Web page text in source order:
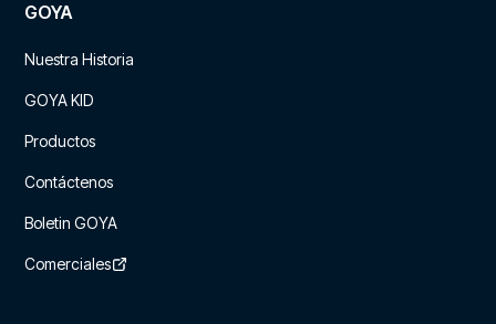
GOYA
Nuestra Historia
GOYA KID
Productos
Contáctenos
Boletin GOYA
Comerciales